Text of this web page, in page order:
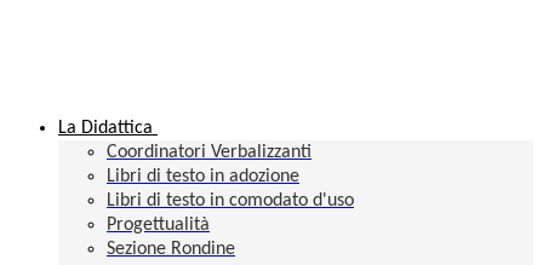
La Didattica
Coordinatori Verbalizzanti
Libri di testo in adozione
Libri di testo in comodato d'uso
Progettualità
Sezione Rondine